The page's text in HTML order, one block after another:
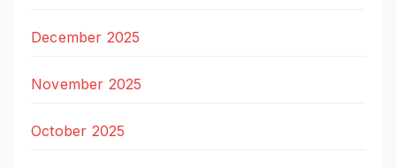
December 2025
November 2025
October 2025